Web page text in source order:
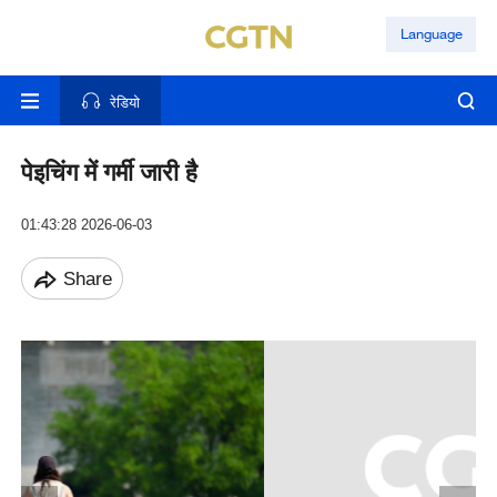
Language
रेडियो
पेइचिंग में गर्मी जारी है
01:43:28 2026-06-03
Share